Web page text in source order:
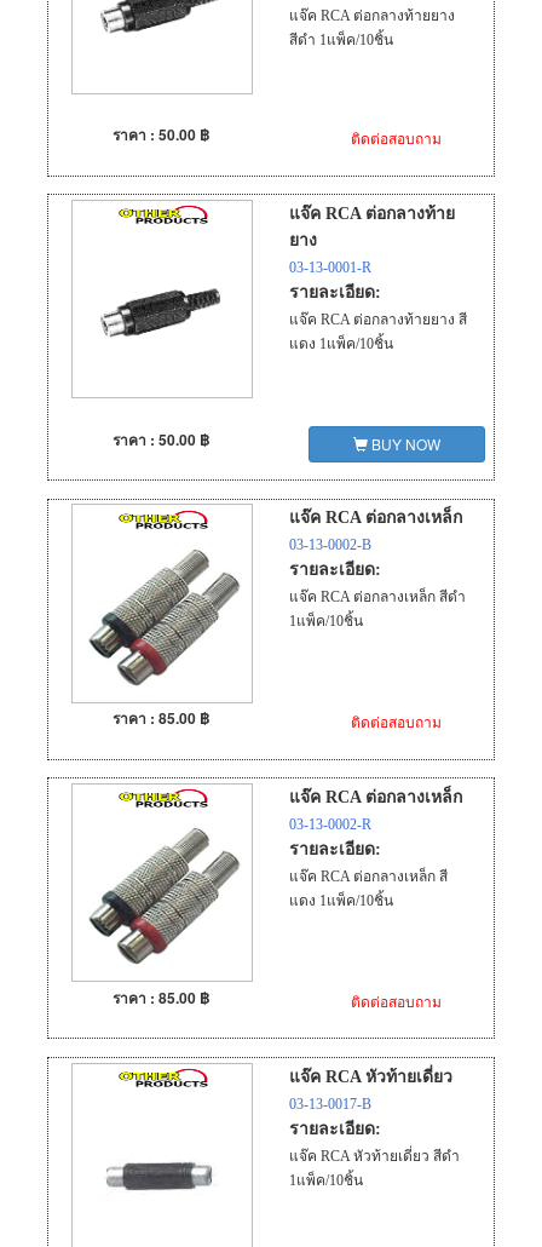
แจ๊ค RCA ต่อกลางท้ายยาง
สีดำ 1แพ็ค/10ชิ้น
ราคา : 50.00 ฿ ติดต่อสอบถาม
แจ๊ค RCA ต่อกลางท้าย
ยาง
03-13-0001-R
รายละเอียด:
แจ๊ค RCA ต่อกลางท้ายยาง สี
แดง 1แพ็ค/10ชิ้น
ราคา : 50.00 ฿ BUY NOW
แจ๊ค RCA ต่อกลางเหล็ก
03-13-0002-B
รายละเอียด:
แจ๊ค RCA ต่อกลางเหล็ก สีดำ
1แพ็ค/10ชิ้น
ราคา : 85.00 ฿ ติดต่อสอบถาม
แจ๊ค RCA ต่อกลางเหล็ก
03-13-0002-R
รายละเอียด:
แจ๊ค RCA ต่อกลางเหล็ก สี
แดง 1แพ็ค/10ชิ้น
ราคา : 85.00 ฿ ติดต่อสอบถาม
แจ๊ค RCA หัวท้ายเดี่ยว
03-13-0017-B
รายละเอียด:
แจ๊ค RCA หัวท้ายเดี่ยว สีดำ
1แพ็ค/10ชิ้น